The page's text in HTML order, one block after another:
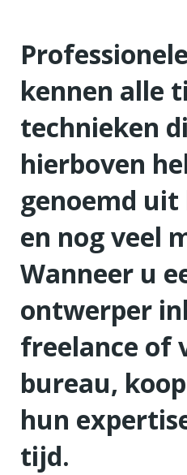
kennen alle
technieken
hierboven
genoemd
en nog veel
Wanneer u
ontwerper
freelance of
bureau,
hun
tijd.